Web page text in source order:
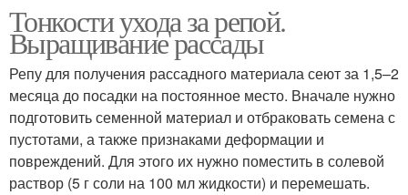
Тонкости ухода за репой.
Выращивание рассады
Репу для получения рассадного материала сеют за 1,5–2
месяца до посадки на постоянное место. Вначале нужно
подготовить семенной материал и отбраковать семена с
пустотами, а также признаками деформации и
повреждений. Для этого их нужно поместить в солевой
раствор (5 г соли на 100 мл жидкости) и перемешать.